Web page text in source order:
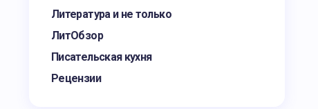
Литература и не только
ЛитОбзор
Писательская кухня
Рецензии